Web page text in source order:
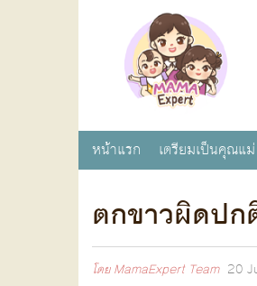
หน้าแรก เตรียมเป็นคุณแม่
ตกขาวผิดปก
โดยMamaExpert Team 20